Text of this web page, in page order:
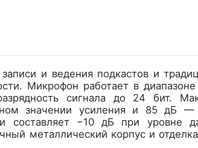
и ведения подкастов и
Микрофон работает в
сигнала до 24 бит.
значении усиления и 85 дБ
составляет −10 дБ при уровне
металлический корпус и